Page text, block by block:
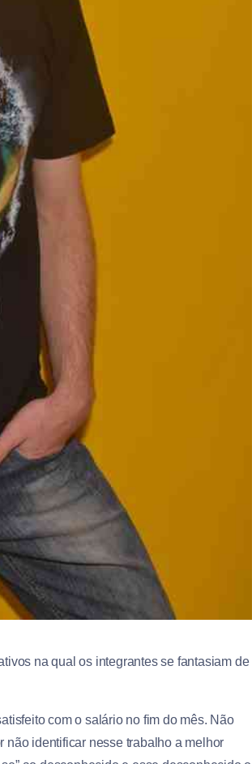
na qual os integrantes se fantasiam de
com o salário no fim do mês. Não
não identificar nesse trabalho a melhor